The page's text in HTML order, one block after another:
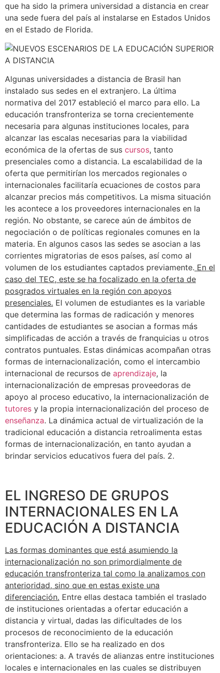
que ha sido la primera universidad a distancia en crear
una sede fuera del país al instalarse en Estados Unidos
en el Estado de Florida.
Algunas universidades a distancia de Brasil han
instalado sus sedes en el extranjero. La última
normativa del 2017 estableció el marco para ello. La
educación transfronteriza se torna crecientemente
necesaria para algunas instituciones locales, para
alcanzar las escalas necesarias para la viabilidad
económica de la ofertas de sus cursos, tanto
presenciales como a distancia. La escalabilidad de la
oferta que permitirían los mercados regionales o
internacionales facilitaría ecuaciones de costos para
alcanzar precios más competitivos. La misma situación
les acontece a los proveedores internacionales en la
región. No obstante, se carece aún de ámbitos de
negociación o de políticas regionales comunes en la
materia. En algunos casos las sedes se asocian a las
corrientes migratorias de esos países, así como al
volumen de los estudiantes captados previamente. En el
caso del TEC, este se ha focalizado en la oferta de
posgrados virtuales en la región con apoyos
presenciales. El volumen de estudiantes es la variable
que determina las formas de radicación y menores
cantidades de estudiantes se asocian a formas más
simplificadas de acción a través de franquicias u otros
contratos puntuales. Estas dinámicas acompañan otras
formas de internacionalización, como el intercambio
internacional de recursos de aprendizaje, la
internacionalización de empresas proveedoras de
apoyo al proceso educativo, la internacionalización de
tutores y la propia internacionalización del proceso de
enseñanza. La dinámica actual de virtualización de la
tradicional educación a distancia retroalimenta estas
formas de internacionalización, en tanto ayudan a
brindar servicios educativos fuera del país. 2.
EL INGRESO DE GRUPOS
INTERNACIONALES EN LA
EDUCACIÓN A DISTANCIA
Las formas dominantes que está asumiendo la
internacionalización no son primordialmente de
educación transfronteriza tal como la analizamos con
anterioridad, sino que en estas existe una
diferenciación. Entre ellas destaca también el traslado
de instituciones orientadas a ofertar educación a
distancia y virtual, dadas las dificultades de los
procesos de reconocimiento de la educación
transfronteriza. Ello se ha realizado en dos
orientaciones: a. A través de alianzas entre instituciones
locales e internacionales en las cuales se distribuyen